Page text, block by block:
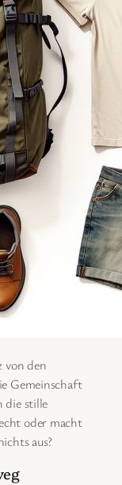
von den
Gemeinschaft
die stille
oder macht
aus?